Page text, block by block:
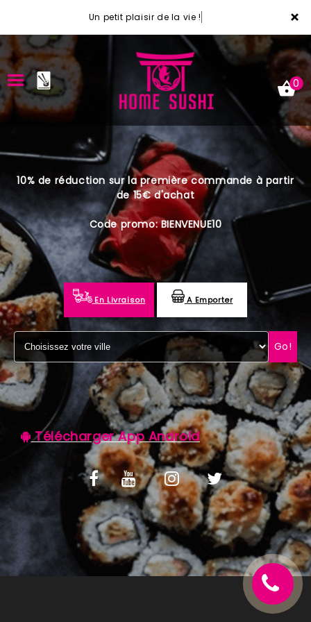
×
Un petit plaisir de la vie !
ACCUEIL
VOTRE COMPTE
NOTRE RESTAURANT
VOS AVIS
MENTIONS LÉGALES
C.G.V
0
10% de réduction sur la première commande à partir
de 15€ d'achat
Code promo: BIENVENUE10
En Livraison A Emporter
Go!
Télécharger App Android